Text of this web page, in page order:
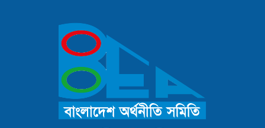
Publish Time: 25 Jan 2026
বাংলাদেশ অর্থনীতি সমিতি ও জগন্নাথ বিশ্ববিদ্যালয় যৌথ আয়োজনে
লোকবক্তৃা ২১ জানুয়ারি ২০২৬
Publish Time: 16 Jan 2026
বেগম খালেদা জিয়ার মৃত্যুতে বাংলাদেশ অর্থনীতি সমিতি গভীরভাবে শোকাহত